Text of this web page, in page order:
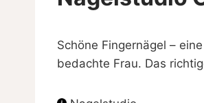
Schöne Fingernägel –
bedachte Frau. Das